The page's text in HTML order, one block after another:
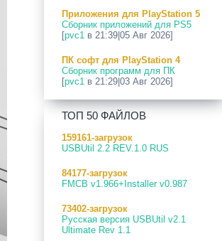
12 Апр 2026
[PS Portal] Программное
Обеспечение 7.0.2 для PS Portal
09 Апр 2026
[PS3|CFW] webMAN MOD
v1.47.48p
29 Мар 2026
[PS3] PS3HEN v3.5.0
19 Мар 2026
[PS Portal] Программное
18 Мар 2026
4.93 для PlayStation 3
17 Мар 2026
Приложения для PlayStation 5
Сборник приложений для PS5
[pvc1 в 21:39|05 Авг 2026]
ПК софт для PlayStation 4
Сборник программ для ПК
[pvc1 в 21:29|03 Авг 2026]
ПК софт для PlayStation 5
Сборник программ для ПК
Приложения для PlayStation 5
[pvc1в 09:02|03 Авг 2026]
PS5 payload shsrv v0.20
[pvc1в 20:58|02 Авг 2026]
ТОП 50 ФАЙЛОВ
159161-загрузок
USBUtil 2.2 REV.1.0 RUS
84177-загрузок
FMCB v1.966+Installer v0.987
73402-загрузок
Русская версия USBUtil v2.1
Ultimate Rev 1.1